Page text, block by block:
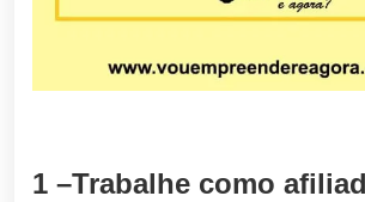
1 –Trabalhe como